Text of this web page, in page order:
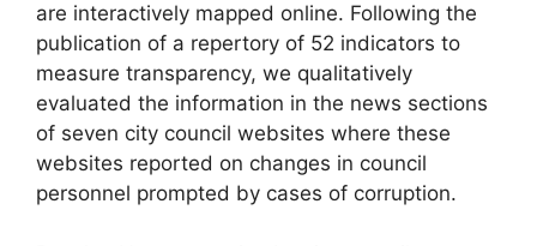
are interactively mapped online. Following the
publication of a repertory of 52 indicators to
measure transparency, we qualitatively
evaluated the information in the news sections
of seven city council websites where these
websites reported on changes in council
personnel prompted by cases of corruption.